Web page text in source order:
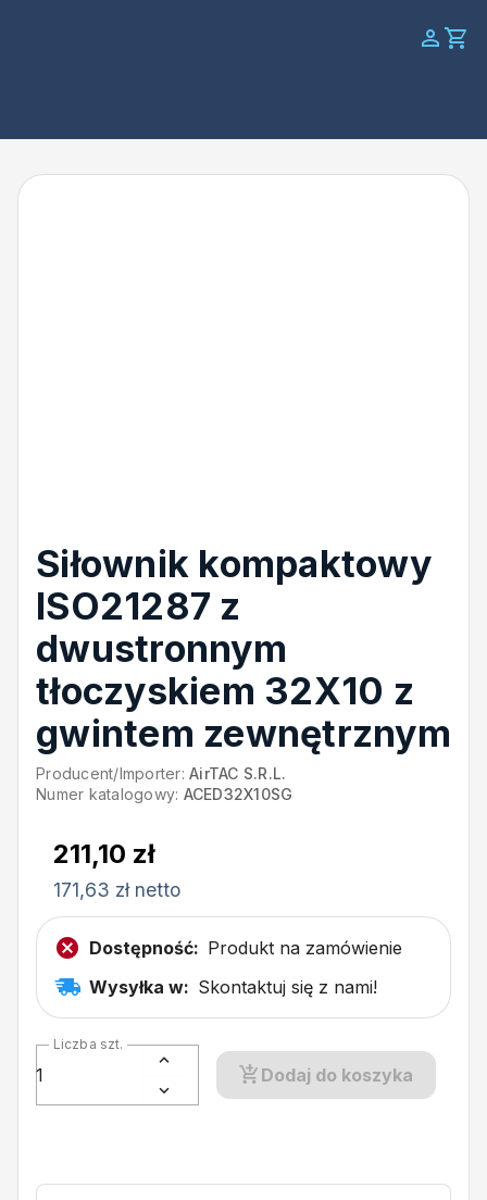
Siłownik kompaktowy
ISO21287 z
dwustronnym
tłoczyskiem 32X10 z
gwintem zewnętrznym
Producent/Importer: AirTAC S.R.L.
Numer katalogowy: ACED32X10SG
211,10 zł
171,63 zł netto
Dostępność: Produkt na zamówienie
Wysyłka w: Skontaktuj się z nami!
Liczba szt.
Dodaj do koszyka